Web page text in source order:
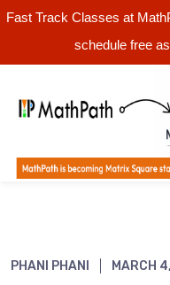
Fast Track Classes at
schedule free
PHANI PHANI MARCH